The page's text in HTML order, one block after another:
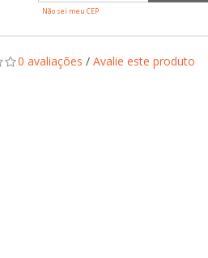
Não sei meu CEP
0 avaliações / Avalie este produto